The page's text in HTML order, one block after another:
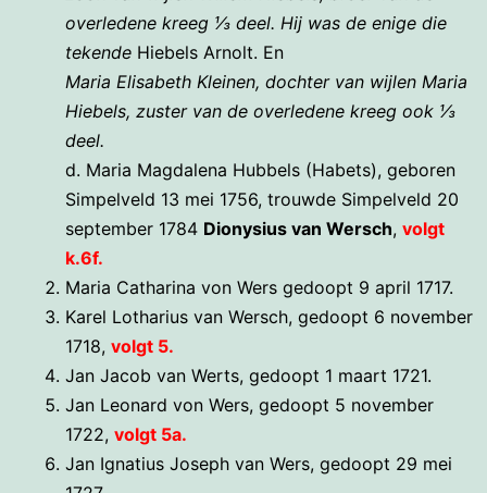
overledene kreeg ⅓ deel. Hij was de enige die
tekende Hiebels Arnolt. En
Maria Elisabeth Kleinen, dochter van wijlen Maria
Hiebels, zuster van de overledene kreeg ook ⅓
deel.
d. Maria Magdalena Hubbels (Habets), geboren
Simpelveld 13 mei 1756, trouwde Simpelveld 20
september 1784 Dionysius van Wersch, volgt
k.6f.
Maria Catharina von Wers gedoopt 9 april 1717.
Karel Lotharius van Wersch, gedoopt 6 november
1718, volgt 5.
Jan Jacob van Werts, gedoopt 1 maart 1721.
Jan Leonard von Wers, gedoopt 5 november
1722, volgt 5a.
Jan Ignatius Joseph van Wers, gedoopt 29 mei